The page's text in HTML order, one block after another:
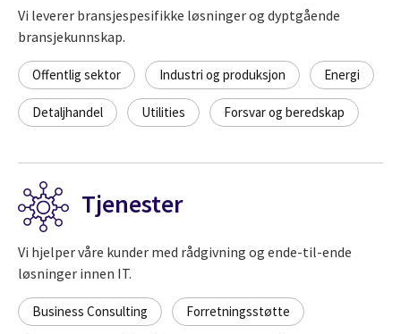
Vi leverer bransjespesifikke løsninger og dyptgående
bransjekunnskap.
Offentlig sektor Industri og produksjon Energi
Detaljhandel Utilities Forsvar og beredskap
Tjenester
Vi hjelper våre kunder med rådgivning og ende-til-ende
løsninger innen IT.
Business Consulting Forretningsstøtte